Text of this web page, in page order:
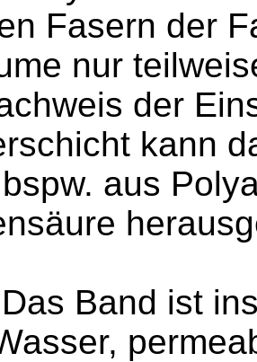
Fasern der
nur
der
kann
aus
Das Band ist